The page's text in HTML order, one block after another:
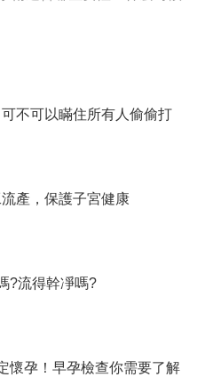
不可以瞞住所有人偷偷打
產，保護子宮健康
?流得幹凈嗎?
懷孕！早孕檢查你需要了解